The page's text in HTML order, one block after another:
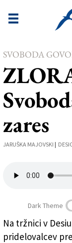
Novice
Goriška
Kultura
Šport
Vreme
Uredništvo
Oglasi
Založnik
SVOBODA
zares
JARUŠKA MAJOVSKI |
Dark Theme
Na tržnici v
pridelovalcev